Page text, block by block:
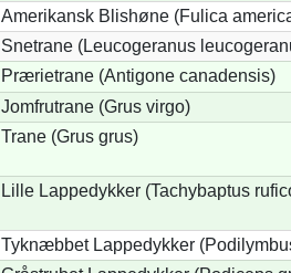
Amerikansk Blishøne (Fulica
Snetrane (Leucogeranus
Prærietrane (Antigone canadensis)
Jomfrutrane (Grus virgo)
Trane (Grus grus)
Lille Lappedykker (Tachybaptus
Tyknæbbet Lappedykker